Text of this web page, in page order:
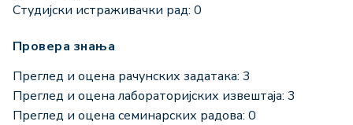
Студијски истраживачки рад: 0
Провера знања
Преглед и оцена рачунских задатака: 3
Преглед и оцена лабораторијских извештаја: 3
Преглед и оцена семинарских радова: 0